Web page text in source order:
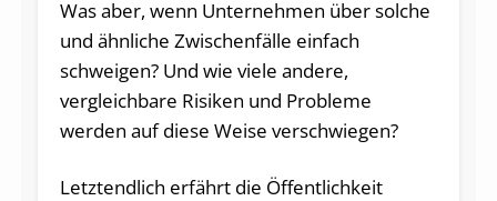
Was aber, wenn Unternehmen über solche
und ähnliche Zwischenfälle einfach
schweigen? Und wie viele andere,
vergleichbare Risiken und Probleme
werden auf diese Weise verschwiegen?
Letztendlich erfährt die Öffentlichkeit